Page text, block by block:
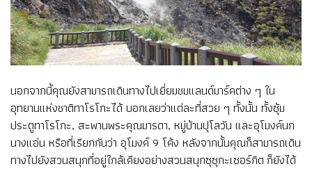
นอกจากนี้คุณยังสามารถเดินทางไปเยี่ยมชมแลนด์มาร์คต่าง ๆ ใน
อุทยานแห่งชาติทาโรโกะได้ บอกเลยว่าแต่ละที่สวย ๆ ทั้งนั้น ทั้งซุ้ม
ประตูทาโรโกะ, สะพานพระคุณมารดา, หมู่บ้านปุโลวัน และอุโมงค์นก
นางแอ่น หรือที่เรียกกันว่า อุโมงค์ 9 โค้ง หลังจากนั้นคุณก็สามารถเดิน
ทางไปยังสวนสนุกที่อยู่ใกล้เคียงอย่างสวนสนุกซุซุกะเซอร์กิต ก็ยังได้